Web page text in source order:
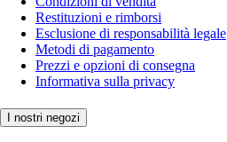
Restituzioni e rimborsi
Esclusione di responsabilità legale
Metodi di pagamento
Prezzi e opzioni di consegna
Informativa sulla privacy
I nostri negozi